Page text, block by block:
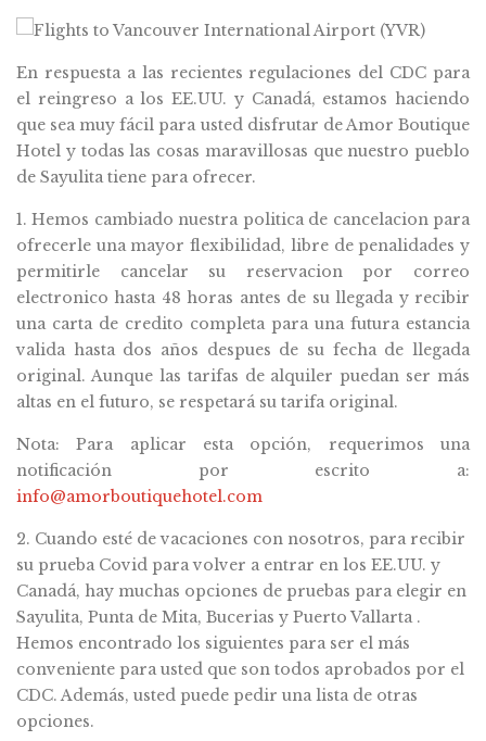
En respuesta a las recientes regulaciones del CDC para
el reingreso a los EE.UU. y Canadá, estamos haciendo
que sea muy fácil para usted disfrutar de Amor Boutique
Hotel y todas las cosas maravillosas que nuestro pueblo
de Sayulita tiene para ofrecer.
1. Hemos cambiado nuestra politica de cancelacion para
ofrecerle una mayor flexibilidad, libre de penalidades y
permitirle cancelar su reservacion por correo
electronico hasta 48 horas antes de su llegada y recibir
una carta de credito completa para una futura estancia
valida hasta dos años despues de su fecha de llegada
original. Aunque las tarifas de alquiler puedan ser más
altas en el futuro, se respetará su tarifa original.
Nota: Para aplicar esta opción, requerimos una
notificación por escrito a:
info@amorboutiquehotel.com
2. Cuando esté de vacaciones con nosotros, para recibir
su prueba Covid para volver a entrar en los EE.UU. y
Canadá, hay muchas opciones de pruebas para elegir en
Sayulita, Punta de Mita, Bucerias y Puerto Vallarta .
Hemos encontrado los siguientes para ser el más
conveniente para usted que son todos aprobados por el
CDC. Además, usted puede pedir una lista de otras
opciones.